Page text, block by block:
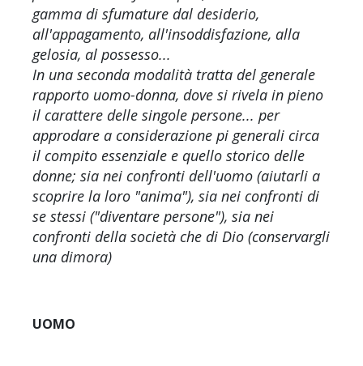
gamma di sfumature dal desiderio,
all'appagamento, all'insoddisfazione, alla
gelosia, al possesso...
In una seconda modalità tratta del generale
rapporto uomo-donna, dove si rivela in pieno
il carattere delle singole persone... per
approdare a considerazione pi generali circa
il compito essenziale e quello storico delle
donne; sia nei confronti dell'uomo (aiutarli a
scoprire la loro "anima"), sia nei confronti di
se stessi ("diventare persone"), sia nei
confronti della società che di Dio (conservargli
una dimora)
UOMO